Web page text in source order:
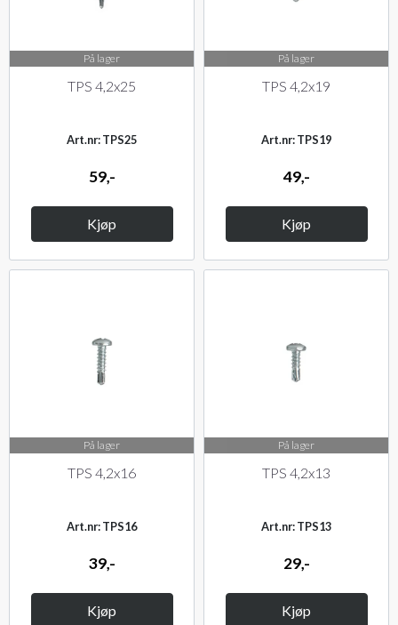
På lager
TPS 4,2x25
Art.nr: TPS25
59,-
Kjøp
På lager
TPS 4,2x19
Art.nr: TPS19
49,-
Kjøp
På lager
TPS 4,2x16
Art.nr: TPS16
39,-
Kjøp
På lager
TPS 4,2x13
Art.nr: TPS13
29,-
Kjøp